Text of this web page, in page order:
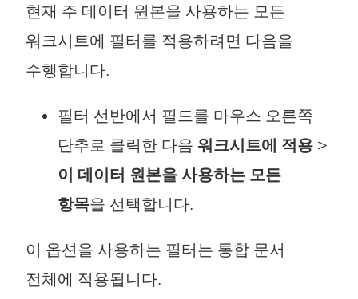
현재 주 데이터 원본을 사용하는 모든
워크시트에 필터를 적용하려면 다음을
수행합니다.
필터 선반에서 필드를 마우스 오른쪽
단추로 클릭한 다음 워크시트에 적용 >
이 데이터 원본을 사용하는 모든
항목을 선택합니다.
이 옵션을 사용하는 필터는 통합 문서
전체에 적용됩니다.